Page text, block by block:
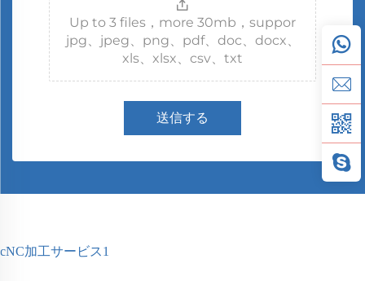
Up to 3 files，more 30mb，suppor
jpg、jpeg、png、pdf、doc、docx、
xls、xlsx、csv、txt
送信する
cNC加工サービス1